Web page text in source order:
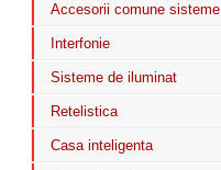
Accesorii comune sisteme
Interfonie
Sisteme de iluminat
Retelistica
Casa inteligenta